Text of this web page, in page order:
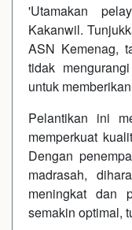
'Utamakan
Kakanwil.
ASN Kemenag,
tidak
untuk
Pelantikan ini
memperkuat
Dengan
madrasah,
meningkat dan
semakin optimal,